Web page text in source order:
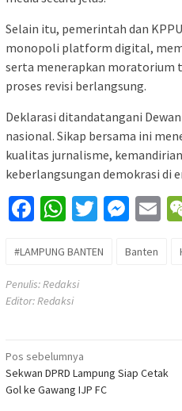
Selain itu, pemerintah dan
monopoli platform digital,
serta menerapkan moratorium
proses revisi berlangsung.
Deklarasi ditandatangani
nasional. Sikap bersama ini
kualitas jurnalisme,
keberlangsungan demokrasi di
Facebook
WhatsApp
Twitter
#LAMPUNG BANTEN Banten
Penulis: Redaksi
Editor: Redaksi
Navigasi
pos
Pos sebelumnya
Sekwan DPRD Lampung Siap Cetak
Gol ke Gawang IJP FC